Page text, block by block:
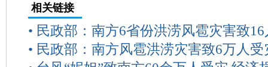
相关链接
• 民政部：南方6省份洪涝风雹灾害致
• 民政部：南方风雹洪涝灾害致6万人受